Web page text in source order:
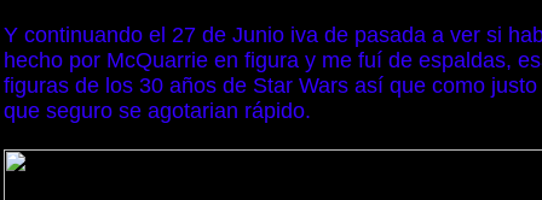
Y continuando el 27 de Junio iva de pasada a ver si
hecho por McQuarrie en figura y me fuí de espaldas,
figuras de los 30 años de Star Wars así que como
que seguro se agotarian rápido.